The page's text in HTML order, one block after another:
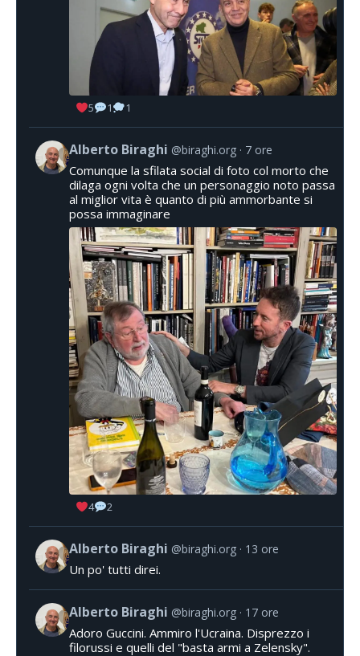
5 1 1
Alberto Biraghi @biraghi.org 7 ore
Comunque la sfilata social di foto col morto che
dilaga ogni volta che un personaggio noto passa
al miglior vita è quanto di più ammorbante si
possa immaginare
4 2
Alberto Biraghi @biraghi.org 13 ore
Un po' tutti direi.
Alberto Biraghi @biraghi.org 17 ore
Adoro Guccini. Ammiro l'Ucraina. Disprezzo i
filorussi e quelli del "basta armi a Zelensky".